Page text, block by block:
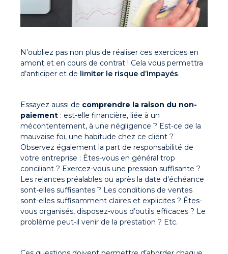
N’oubliez pas non plus de réaliser ces exercices en
amont et en cours de contrat ! Cela vous permettra
d’anticiper et de limiter le risque d’impayés.
Essayez aussi de comprendre la raison du non-
paiement : est-elle financière, liée à un
mécontentement, à une négligence ? Est-ce de la
mauvaise foi, une habitude chez ce client ?
Observez également la part de responsabilité de
votre entreprise : Êtes-vous en général trop
conciliant ? Exercez-vous une pression suffisante ?
Les relances préalables ou après la date d’échéance
sont-elles suffisantes ? Les conditions de ventes
sont-elles suffisamment claires et explicites ? Êtes-
vous organisés, disposez-vous d’outils efficaces ? Le
problème peut-il venir de la prestation ? Etc.